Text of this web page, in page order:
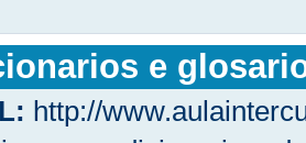
e
http://